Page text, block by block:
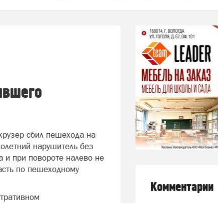
сбил пешехода на
нарушитель без
и при повороте налево не
по пешеходному
Комментарии